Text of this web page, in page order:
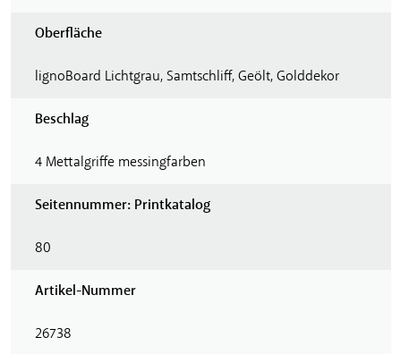
Oberfläche
lignoBoard Lichtgrau, Samtschliff, Geölt, Golddekor
Beschlag
4 Mettalgriffe messingfarben
Seitennummer: Printkatalog
80
Artikel-Nummer
26738